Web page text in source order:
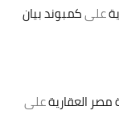
علىكمبوند بيان
على